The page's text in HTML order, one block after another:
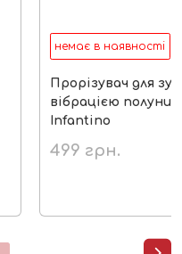
немає в наявності
Прорізувач для
вібрацією
Infantino
499 грн.